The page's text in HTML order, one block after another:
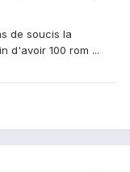
de soucis la
d'avoir 100 rom ...